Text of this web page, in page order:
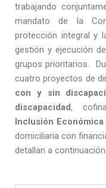
trabajando
mandato de la
protección integral y
gestión y ejecución
grupos prioritarios.
cuatro proyectos de
con y sin
discapacidad,
Inclusión Económica
domiciliaria con
detallan a continuación: